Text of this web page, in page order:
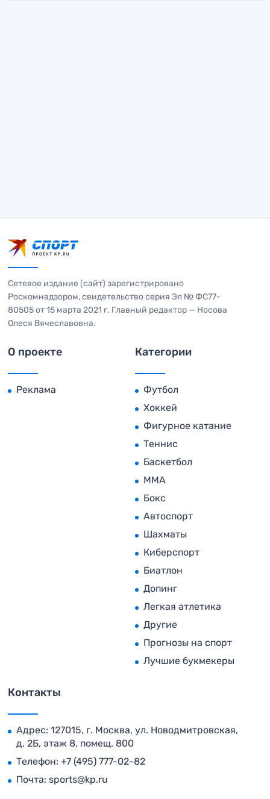
Сетевое издание (сайт) зарегистрировано
Роскомнадзором, свидетельство серия Эл № ФС77-
80505 от 15 марта 2021 г. Главный редактор — Носова
Олеся Вячеславовна.
О проекте
Реклама
Категории
Футбол
Хоккей
Фигурное катание
Теннис
Баскетбол
MMA
Бокс
Автоспорт
Шахматы
Киберспорт
Биатлон
Допинг
Легкая атлетика
Другие
Прогнозы на спорт
Лучшие букмекеры
Контакты
Адрес: 127015, г. Москва, ул. Новодмитровская,
д. 2Б, этаж 8, помещ. 800
Телефон: +7 (495) 777-02-82
Почта: sports@kp.ru